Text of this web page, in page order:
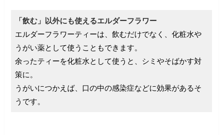
「飲む」以外にも使えるエルダーフラワー
エルダーフラワーティーは、飲むだけでなく、化粧水や
うがい薬として使うこともできます。
余ったティーを化粧水として使うと、シミやそばかす対
策に。
うがいにつかえば、口の中の感染症などに効果があるそ
うです。